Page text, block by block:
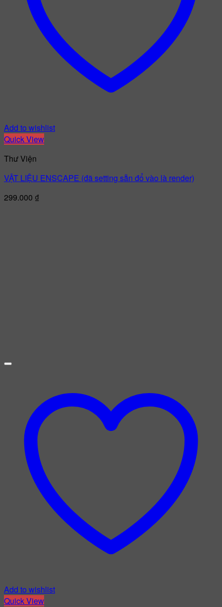
Add to wishlist
Quick View
Thư Viện
VẬT LIỆU ENSCAPE (đã setting sẵn đổ vào là render)
299.000 ₫
Add to wishlist
Quick View